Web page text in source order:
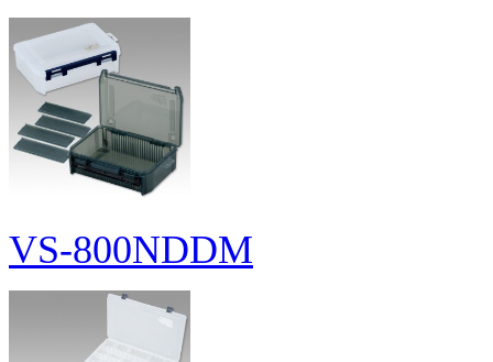
VS-800NDDM